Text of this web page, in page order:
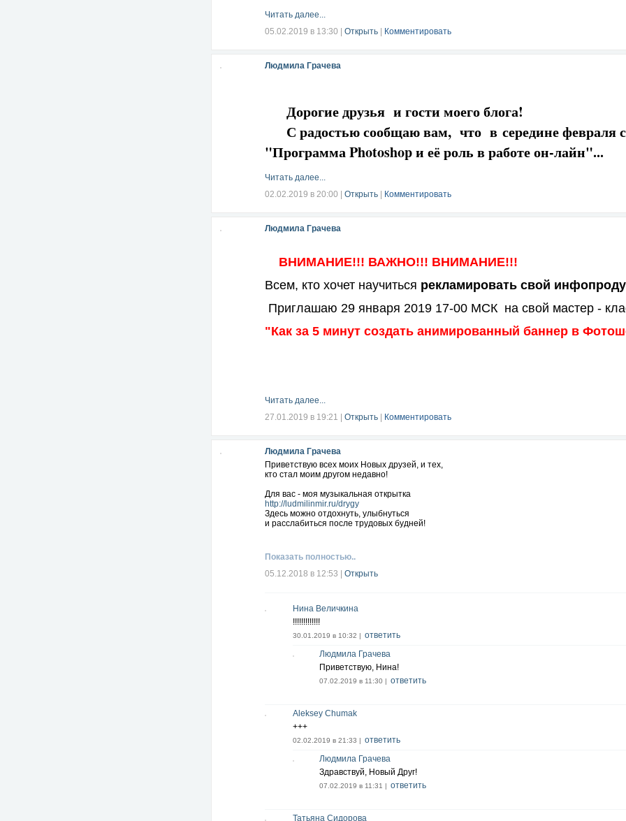
Читать далее...
05.02.2019 в 13:30 | Открыть | Комментировать
Людмила Грачева
Дорогие друзья и гости моего блога!
С радостью сообщаю вам, что в середине февраля
"Программа Photoshop и её роль в работе он-лайн"...
Читать далее...
02.02.2019 в 20:00 | Открыть | Комментировать
Людмила Грачева
ВНИМАНИЕ!!! ВАЖНО!!! ВНИМАНИЕ!!!
Всем, кто хочет научиться рекламировать свой
Приглашаю 29 января 2019 17-00 МСК на свой мастер -
"Как за 5 минут создать анимированный баннер в
Читать далее...
27.01.2019 в 19:21 | Открыть | Комментировать
Людмила Грачева
Приветствую всех моих Новых друзей, и тех,
кто стал моим другом недавно!
Для вас - моя музыкальная открытка
http://ludmilinmir.ru/drygy
Здесь можно отдохнуть, улыбнуться
и расслабиться после трудовых будней!
Показать полностью..
05.12.2018 в 12:53 | Открыть
Нина Величкина
!!!!!!!!!!!!!
30.01.2019 в 10:32 | ответить
Людмила Грачева
Приветствую, Нина!
07.02.2019 в 11:30 | ответить
Aleksey Chumak
+++
02.02.2019 в 21:33 | ответить
Людмила Грачева
Здравствуй, Новый Друг!
07.02.2019 в 11:31 | ответить
Татьяна Сидорова